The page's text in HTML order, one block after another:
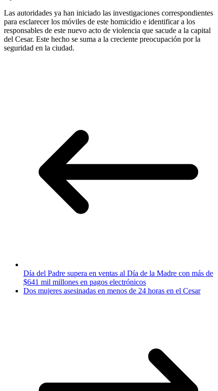
Las autoridades ya han iniciado las investigaciones correspondientes
para esclarecer los móviles de este homicidio e identificar a los
responsables de este nuevo acto de violencia que sacude a la capital
del Cesar. Este hecho se suma a la creciente preocupación por la
seguridad en la ciudad.
Día del Padre supera en ventas al Día de la Madre con más de
$641 mil millones en pagos electrónicos
Dos mujeres asesinadas en menos de 24 horas en el Cesar